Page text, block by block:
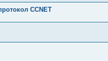
CCNET